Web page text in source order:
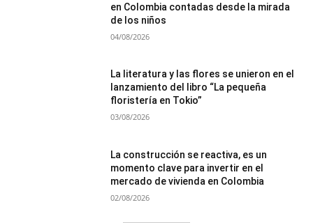
en Colombia contadas desde la mirada
de los niños
04/08/2026
La literatura y las flores se unieron en el
lanzamiento del libro “La pequeña
floristería en Tokio”
03/08/2026
La construcción se reactiva, es un
momento clave para invertir en el
mercado de vivienda en Colombia
02/08/2026